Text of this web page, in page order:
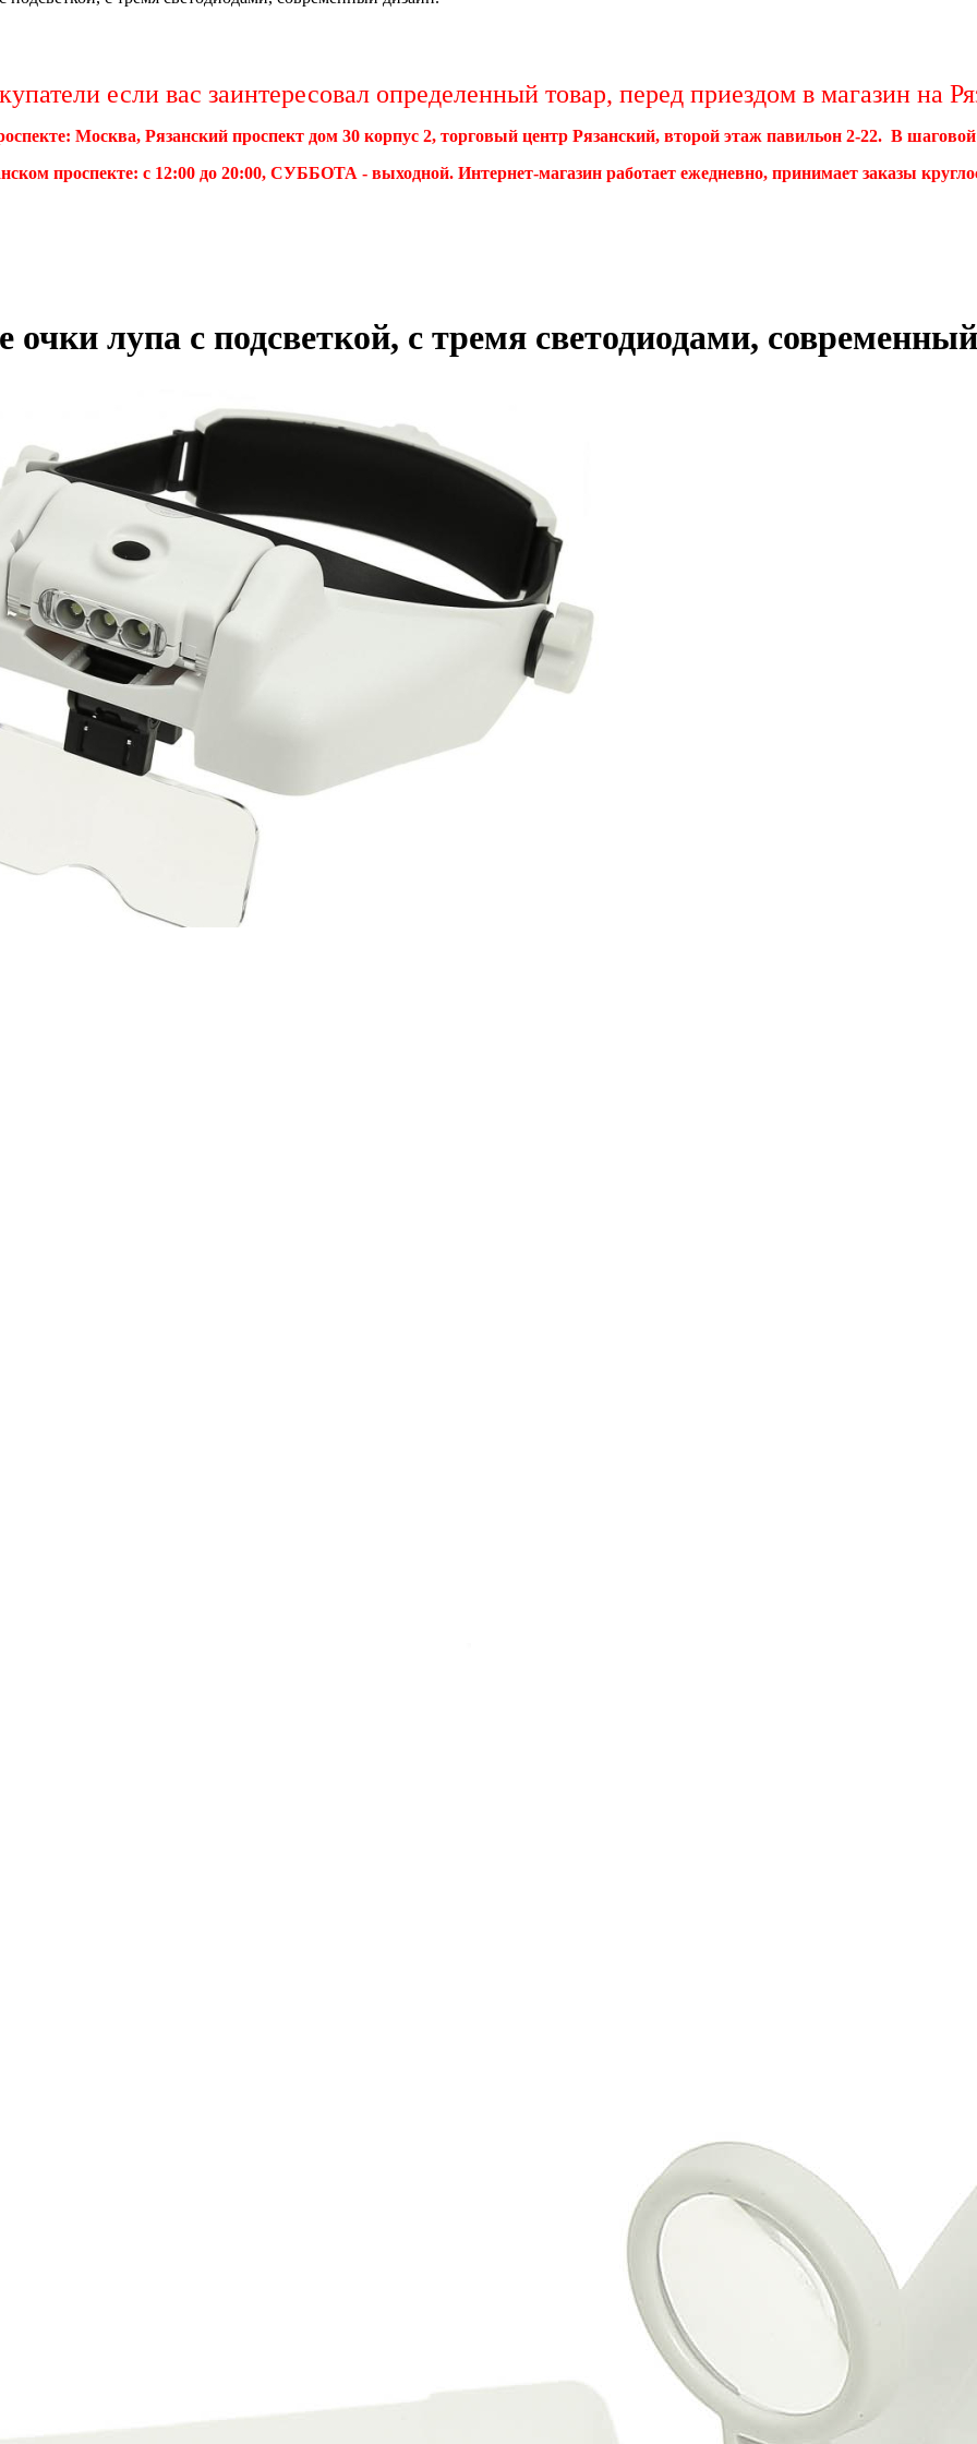
если вас заинтересовал определенный товар, перед приездом в магазин
Москва, Рязанский проспект дом 30 корпус 2, торговый центр Рязанский, второй этаж павильон 2-22. В
проспекте: с 12:00 до 20:00, СУББОТА - выходной. Интернет-магазин работает ежедневно, принимает заказы
лупа с подсветкой, с тремя светодиодами,